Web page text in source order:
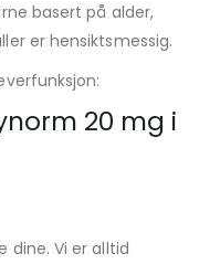
basert på alder,
er hensiktsmessig.
20 mg i
dine. Vi er alltid